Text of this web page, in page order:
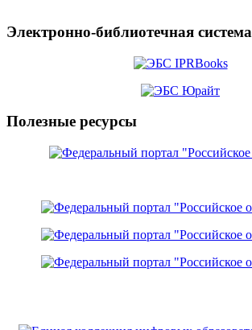
Электронно-библиотечная система
Полезные ресурсы